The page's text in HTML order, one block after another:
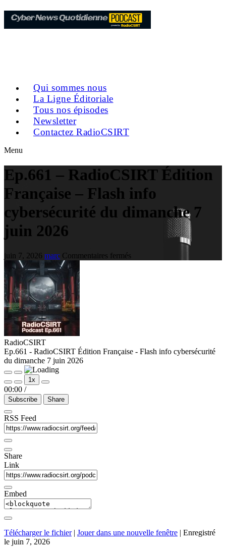
Qui sommes nous
La Ligne Éditoriale
Tous nos épisodes
Newsletter
Contactez RadioCSIRT
Menu
Ep.661 – RadioCSIRT Édition
Française – Flash info
cybersécurité du dimanche 7
juin 2026
juin 7, 2026 marc Commentaires fermés
RadioCSIRT
Ep.661 - RadioCSIRT Édition Française - Flash info cybersécurité
du dimanche 7 juin 2026
1x
00:00 /
Subscribe Share
RSS Feed
Share
Link
Embed
Télécharger le fichier| Jouer dans une nouvelle fenêtre | Enregistré
le juin 7, 2026